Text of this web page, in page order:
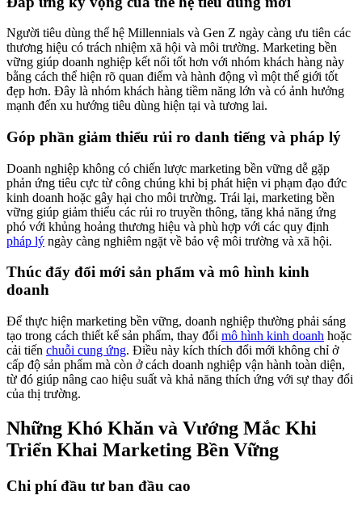
Người tiêu dùng thế hệ Millennials và Gen Z ngày càng ưu tiên các
thương hiệu có trách nhiệm xã hội và môi trường. Marketing bền
vững giúp doanh nghiệp kết nối tốt hơn với nhóm khách hàng này
bằng cách thể hiện rõ quan điểm và hành động vì một thế giới tốt
đẹp hơn. Đây là nhóm khách hàng tiềm năng lớn và có ảnh hưởng
mạnh đến xu hướng tiêu dùng hiện tại và tương lai.
Góp phần giảm thiểu rủi ro danh tiếng và pháp lý
Doanh nghiệp không có chiến lược marketing bền vững dễ gặp
phản ứng tiêu cực từ công chúng khi bị phát hiện vi phạm đạo đức
kinh doanh hoặc gây hại cho môi trường. Trái lại, marketing bền
vững giúp giảm thiểu các rủi ro truyền thông, tăng khả năng ứng
phó với khủng hoảng thương hiệu và phù hợp với các quy định
pháp lý ngày càng nghiêm ngặt về bảo vệ môi trường và xã hội.
Thúc đẩy đổi mới sản phẩm và mô hình kinh
doanh
Để thực hiện marketing bền vững, doanh nghiệp thường phải sáng
tạo trong cách thiết kế sản phẩm, thay đổi mô hình kinh doanh hoặc
cải tiến chuỗi cung ứng. Điều này kích thích đổi mới không chỉ ở
cấp độ sản phẩm mà còn ở cách doanh nghiệp vận hành toàn diện,
từ đó giúp nâng cao hiệu suất và khả năng thích ứng với sự thay đổi
của thị trường.
Những Khó Khăn và Vướng Mắc Khi
Triển Khai Marketing Bền Vững
Chi phí đầu tư ban đầu cao